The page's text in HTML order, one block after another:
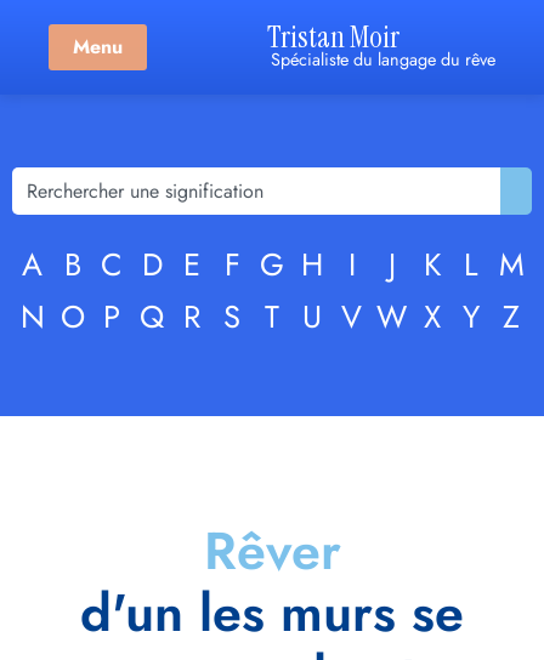
Menu Tristan Moir
Spécialiste du langage du rêve
A B C D E F G H I J K L M
N O P Q R S T U V W X Y Z
Rêver
d'un les murs se